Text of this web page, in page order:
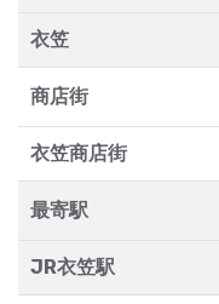
衣笠
商店街
衣笠商店街
最寄駅
JR衣笠駅